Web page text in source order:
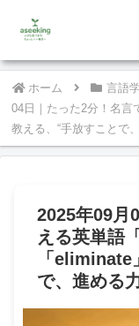
ホーム 言語
04日｜たった2分！名言
教える、“手放すことで
2025年09月
える英単語
「eliminate
で、進める